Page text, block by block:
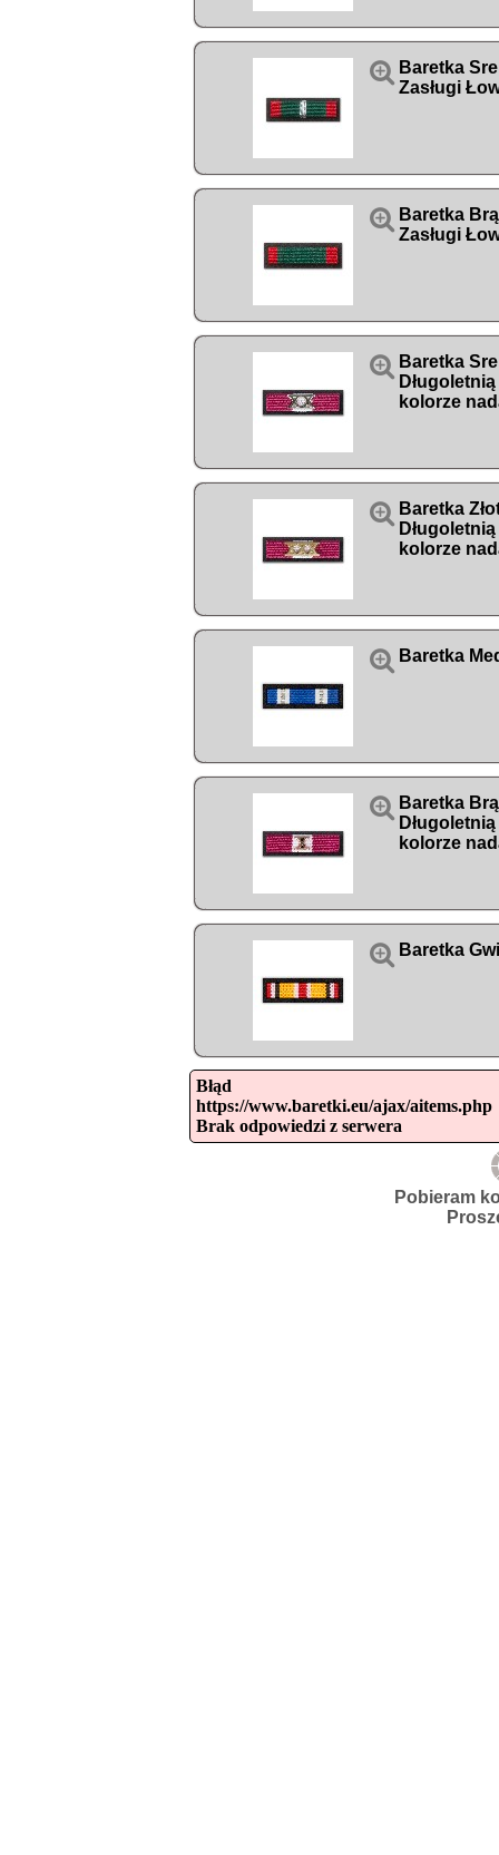
 Baretka
Zasługi
 Baretka
Zasługi
 Baretka
kolorze
 Baretka
kolorze
 Baretka
 Baretka
kolorze
 Baretka
Błąd
https://www.baretki.eu/ajax/aitems.php
Brak odpowiedzi z serwera
Pobieram